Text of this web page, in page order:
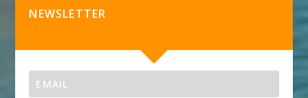
NEWSLETTER